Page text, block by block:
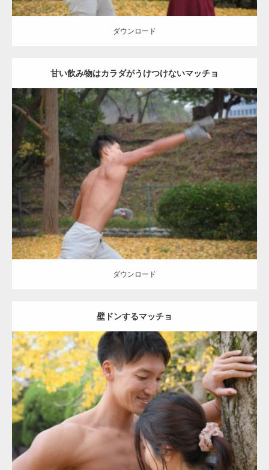
ダウンロード
甘い飲み物はカラダがうけつけないマッチョ
Update:2021.07.8
Category: 公園のマッチョ その他 AKIHITO(細マッチョ) 背中
ダウンロード
ダウンロード
壁ドンするマッチョ
Update: 2021.07.8
Category:公園のマッチョ その他 AKIHITO(細マッチョ) 大胸筋 肩 腹
筋